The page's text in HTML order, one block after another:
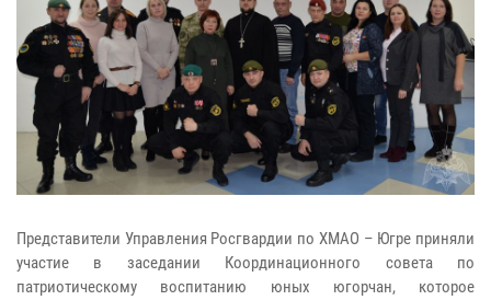
Представители Управления Росгвардии по ХМАО – Югре приняли
участие в заседании Координационного совета по
патриотическому воспитанию юных югорчан, которое